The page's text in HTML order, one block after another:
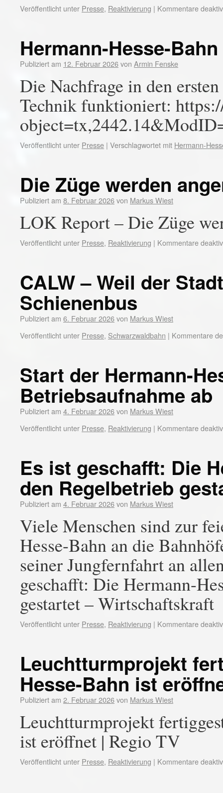
Veröffentlicht unter Presse, Reaktivierung | Kommentare
Hermann-Hesse-
Publiziert am 12. Februar 2026von Armin Fenske
Die Nachfrage in den
Technik funktioniert:
Veröffentlicht unter Presse | Verschlagwortet mit Hermann-
Die Züge werden
Publiziert am 8. Februar 2026von Markus Wiest
LOK Report – Die Züge
Veröffentlicht unter Presse, Reaktivierung | Kommentare
CALW – Weil der
Schienenbus
Publiziert am 6. Februar 2026von Markus Wiest
Veröffentlicht unter Presse, Schwarzwaldbahn | Kommentare
Start der Hermann-
Betriebsaufnahme ab
Publiziert am 4. Februar 2026von Markus Wiest
Veröffentlicht unter Presse, Reaktivierung | Kommentare
Es ist geschafft: Die
den Regelbetrieb
Publiziert am 4. Februar 2026von Markus Wiest
Viele Menschen sind zur
Hesse-Bahn an die
seiner Jungfernfahrt an
geschafft: Die Hermann-
gestartet – Wirtschaftskraft
Veröffentlicht unter Presse, Reaktivierung | Kommentare
Leuchtturmprojekt
Hesse-Bahn ist
Publiziert am 2. Februar 2026von Markus Wiest
Leuchtturmprojekt
ist eröffnet | Regio TV
Veröffentlicht unter Presse, Reaktivierung | Kommentare